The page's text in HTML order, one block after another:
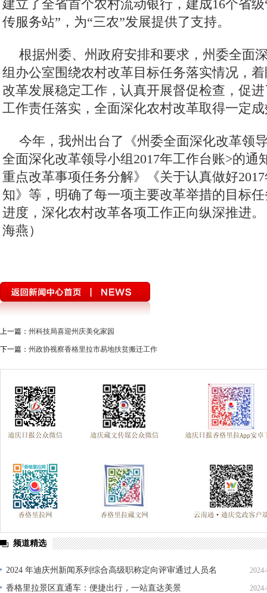
建立了全省首个农村流动银行，建成16个省
传服务站”，为“三农”发展提供了支持。
根据州委、州政府安排和要求，州委全面
组办公室围绕农村改革目标任务落实情况，
改革发展稳定工作，认真开展督促检查，促
工作责任落实，全面深化农村改革取得一定
今年，我州出台了《州委全面深化改革领
全面深化改革领导小组2017年工作台账>的通
重点改革事项任务分解》《关于认真做好
知》等，明确了每一项主要改革举措的目标
进度，深化农村改革各项工作正向纵深推进
海燕）
上一篇： 州科技局喜迎州庆美化家园
下一篇： 州政协视察香格里拉市易地扶贫搬迁工作
频道精选
2024 年迪庆州新闻系列综合高级职称定向评审通过人员名
单公示
香格里拉景区直通车：便捷出行，一站直达美景